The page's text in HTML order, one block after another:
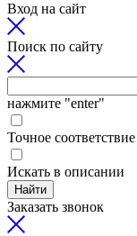
Вход на сайт
Поиск по сайту
нажмите "enter"
Точное соответствие
Искать в описании
Найти
Заказать звонок